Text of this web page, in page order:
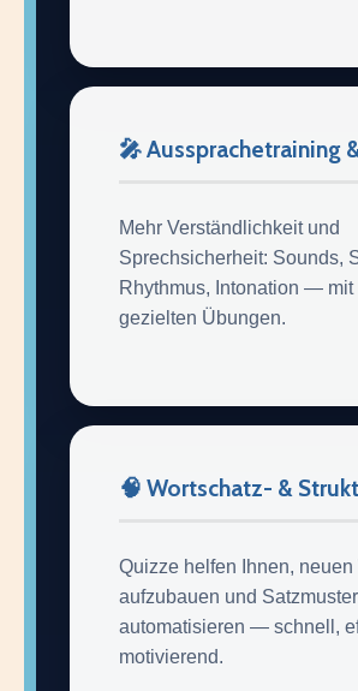
🎤 Aussprachetraining
Mehr Verständlichkeit und
Sprechsicherheit: Sounds,
Rhythmus, Intonation — mit
gezielten Übungen.
🧠 Wortschatz- &
Quizze helfen Ihnen, neuen
aufzubauen und
automatisieren — schnell,
motivierend.